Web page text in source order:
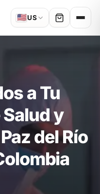
🇺🇸US
a Tu
y
del Río